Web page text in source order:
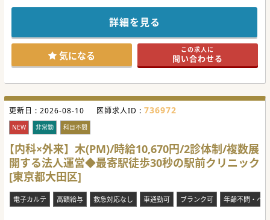
フもまた、円滑に業務に取り組める環境が整っています。
詳細を見る
気になる この求人に
問い合わせる
更新日 : 2026-08-10 医師求人ID : 736972
NEW 非常勤 科目不問
【内科×外来】木(PM)/時給10,670円/2診体制/複数展
開する法人運営◆最寄駅徒歩30秒の駅前クリニック
[東京都大田区]
電子カルテ 高額給与 救急対応なし 車通勤可 ブランク可 年齢不問・ベ